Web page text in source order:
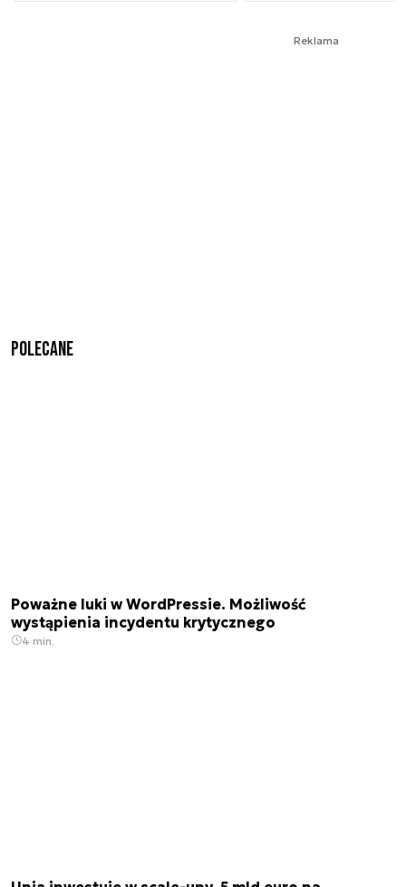
Reklama
Polecane
Poważne luki w WordPressie. Możliwość
wystąpienia incydentu krytycznego
4 min.